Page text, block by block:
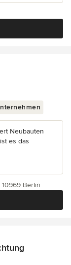
Neubauten
es das
Berlin